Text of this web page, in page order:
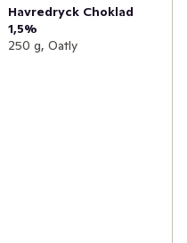
Havredryck Choklad
1,5%
250 g, Oatly